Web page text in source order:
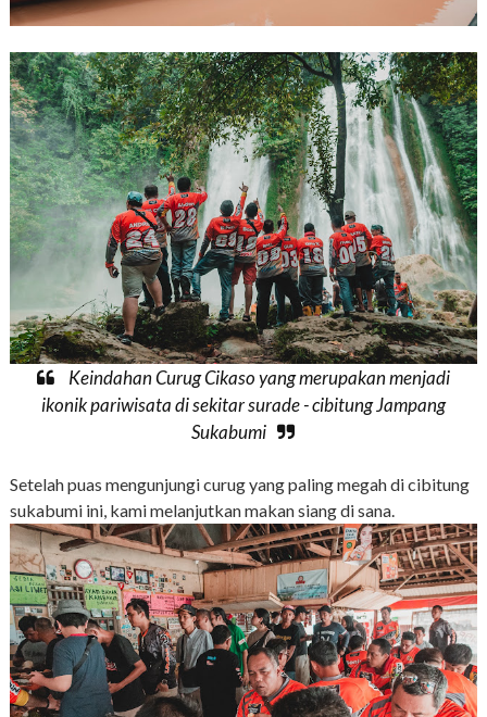
Keindahan Curug Cikaso yang merupakan menjadi
ikonik pariwisata di sekitar surade - cibitung Jampang
Sukabumi
Setelah puas mengunjungi curug yang paling megah di cibitung
sukabumi ini, kami melanjutkan makan siang di sana.